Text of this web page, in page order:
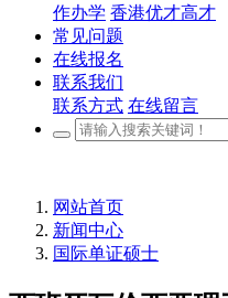
作办学 香港优才高才
常见问题
在线报名
联系我们
联系方式 在线留言
网站首页
新闻中心
国际单证硕士